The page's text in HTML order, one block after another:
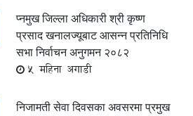
प्नमुख जिल्ला अधिकारी श्री कृष्ण
प्रसाद खनालज्यूबाट आसन्न प्रतिनिधि
सभा निर्वाचन अनुगमन २०८२
5 महिना अगाडी
निजामती सेवा दिवसका अवसरमा प्रमुख